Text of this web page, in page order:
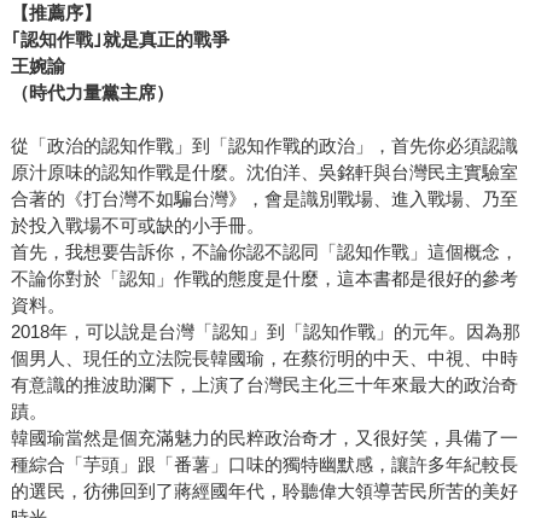
【推薦序】
｢認知作戰｣就是真正的戰爭
王婉諭
（時代力量黨主席）
從「政治的認知作戰」到「認知作戰的政治」，首先你必須認識
原汁原味的認知作戰是什麼。沈伯洋、吳銘軒與台灣民主實驗室
合著的《打台灣不如騙台灣》，會是識別戰場、進入戰場、乃至
於投入戰場不可或缺的小手冊。
首先，我想要告訴你，不論你認不認同「認知作戰」這個概念，
不論你對於「認知」作戰的態度是什麼，這本書都是很好的參考
資料。
2018年，可以說是台灣「認知」到「認知作戰」的元年。因為那
個男人、現任的立法院長韓國瑜，在蔡衍明的中天、中視、中時
有意識的推波助瀾下，上演了台灣民主化三十年來最大的政治奇
蹟。
韓國瑜當然是個充滿魅力的民粹政治奇才，又很好笑，具備了一
種綜合「芋頭」跟「番薯」口味的獨特幽默感，讓許多年紀較長
的選民，彷彿回到了蔣經國年代，聆聽偉大領導苦民所苦的美好